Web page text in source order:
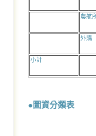
農航
外購
小計
●圖資分類表